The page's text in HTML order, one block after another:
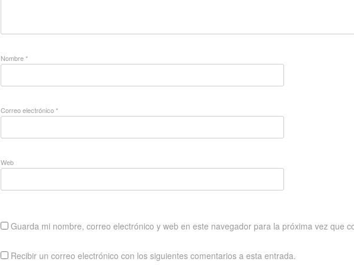
Nombre*
Correo electrónico*
Web
Guarda mi nombre, correo electrónico y web en este navegador para la próxima vez que
Recibir un correo electrónico con los siguientes comentarios a esta entrada.